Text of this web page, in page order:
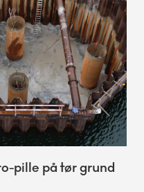
pille på tør grund